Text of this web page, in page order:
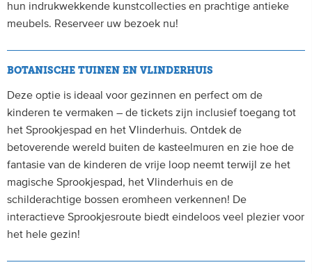
hun indrukwekkende kunstcollecties en prachtige antieke
meubels. Reserveer uw bezoek nu!
BOTANISCHE TUINEN EN VLINDERHUIS
Deze optie is ideaal voor gezinnen en perfect om de
kinderen te vermaken – de tickets zijn inclusief toegang tot
het Sprookjespad en het Vlinderhuis. Ontdek de
betoverende wereld buiten de kasteelmuren en zie hoe de
fantasie van de kinderen de vrije loop neemt terwijl ze het
magische Sprookjespad, het Vlinderhuis en de
schilderachtige bossen eromheen verkennen! De
interactieve Sprookjesroute biedt eindeloos veel plezier voor
het hele gezin!